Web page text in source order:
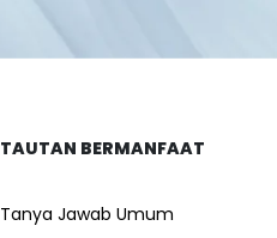
TAUTAN BERMANFAAT
Tanya Jawab Umum